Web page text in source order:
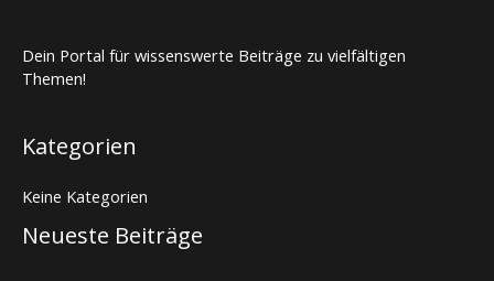
Dein Portal für wissenswerte Beiträge zu vielfältigen
Themen!
Kategorien
Keine Kategorien
Neueste Beiträge